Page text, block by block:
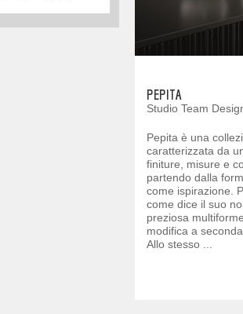
PEPITA
Studio Team
Pepita è una
caratterizzata da
finiture, misure e
partendo dalla
come ispirazione.
come dice il suo
preziosa
modifica a
Allo stesso ...